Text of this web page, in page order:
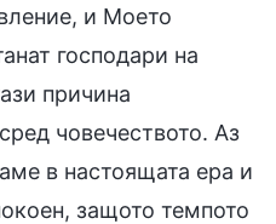
и Моето
господари на
причина
човечеството. Аз
в настоящата ера и
защото темпото